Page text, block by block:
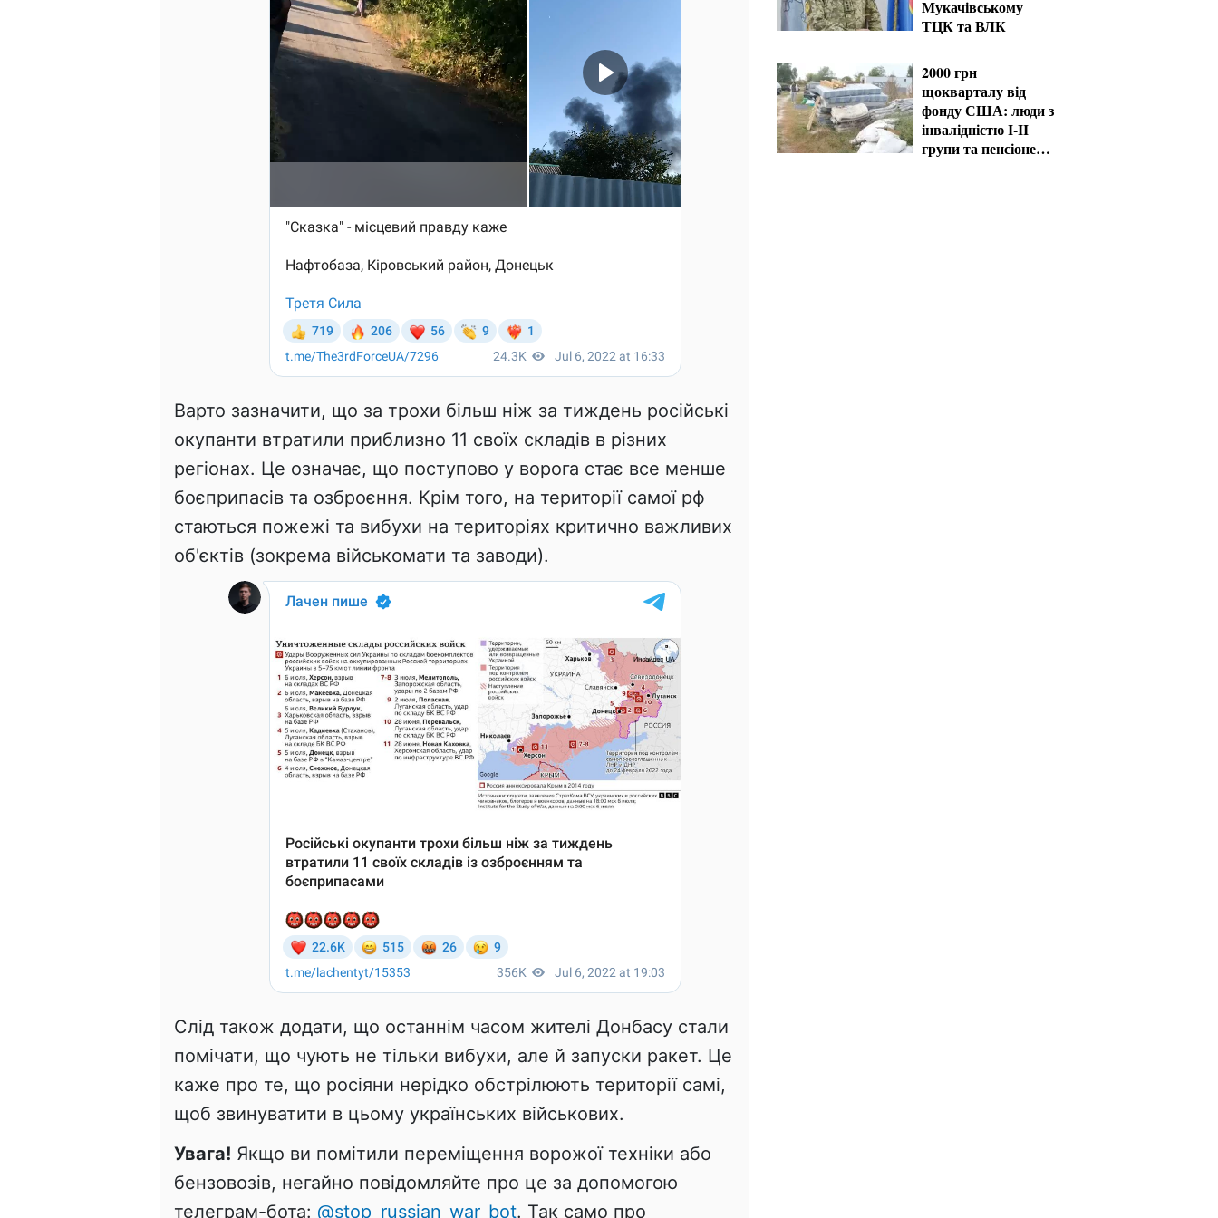
Варто зазначити, що за трохи більш ніж за тиждень російські
окупанти втратили приблизно 11 своїх складів в різних
регіонах. Це означає, що поступово у ворога стає все менше
боєприпасів та озброєння. Крім того, на території самої рф
стаються пожежі та вибухи на територіях критично важливих
об'єктів (зокрема військомати та заводи).
Слід також додати, що останнім часом жителі Донбасу стали
помічати, що чують не тільки вибухи, але й запуски ракет. Це
каже про те, що росіяни нерідко обстрілюють території самі,
щоб звинуватити в цьому українських військових.
Увага! Якщо ви помітили переміщення ворожої техніки або
бензовозів, негайно повідомляйте про це за допомогою
телеграм-бота: @stop_russian_war_bot. Так само про
Мукачівському
ТЦК та ВЛК
2000 грн
щокварталу від
фонду США: люди з
інвалідністю I-II
групи та пенсіонери